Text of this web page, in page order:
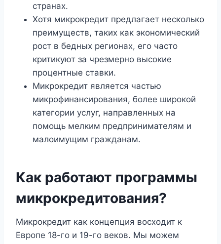
странах.
Хотя микрокредит предлагает несколько
преимуществ, таких как экономический
рост в бедных регионах, его часто
критикуют за чрезмерно высокие
процентные ставки.
Микрокредит является частью
микрофинансирования, более широкой
категории услуг, направленных на
помощь мелким предпринимателям и
малоимущим гражданам.
Как работают программы
микрокредитования?
Микрокредит как концепция восходит к
Европе 18-го и 19-го веков. Мы можем